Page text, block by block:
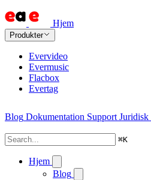
Hjem
Produkter
Evervideo
Evermusic
Flacbox
Evertag
Blog Dokumentation Support Juridisk
⌘K
Hjem
Blog